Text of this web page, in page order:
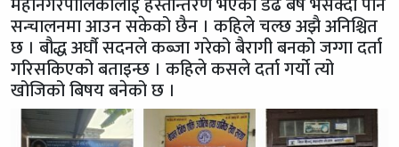
सन्चालनमा आउन सकेको छैन । कहिले चल्छ अझै अनिश्चित
छ । बौद्ध अर्घौ सदनले कब्जा गरेको बैरागी बनको जग्गा दर्ता
गरिसकिएको बताइन्छ । कहिले कसले दर्ता गर्यो त्यो
खोजिको बिषय बनेको छ ।